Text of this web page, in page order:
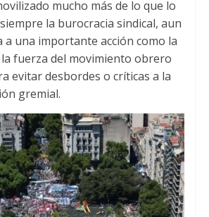
mucho más de lo que lo
la burocracia sindical, aun
a una importante acción como la
fuerza del movimiento obrero
evitar desbordes o críticas a la
gremial.